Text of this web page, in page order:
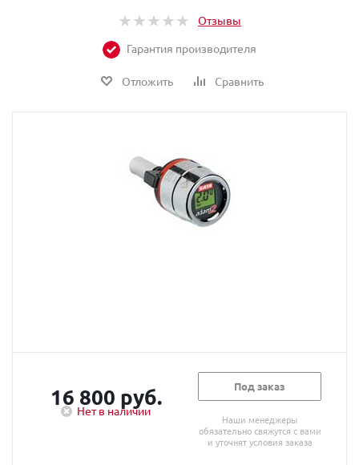
Отзывы
Гарантия производителя
Отложить Сравнить
16 800 руб.
Нет в наличии
Под заказ
Наши менеджеры
обязательно свяжутся с вами
и уточнят условия заказа